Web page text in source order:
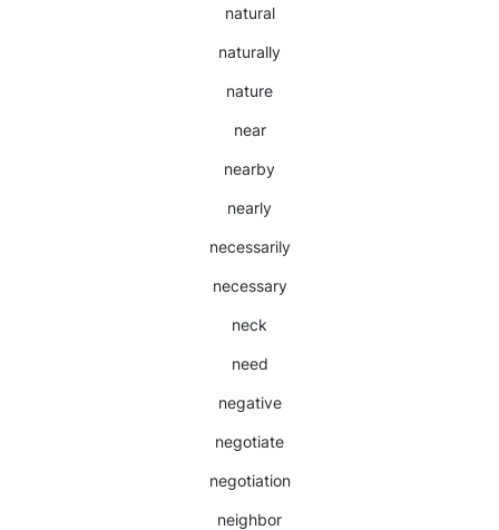
natural
naturally
nature
near
nearby
nearly
necessarily
necessary
neck
need
negative
negotiate
negotiation
neighbor